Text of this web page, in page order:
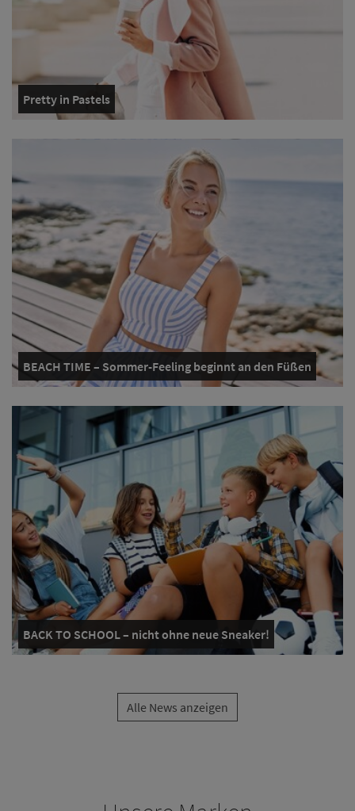
Pretty in Pastels
BEACH TIME – Sommer-Feeling beginnt an den Füßen
BACK TO SCHOOL – nicht ohne neue Sneaker!
Alle News anzeigen